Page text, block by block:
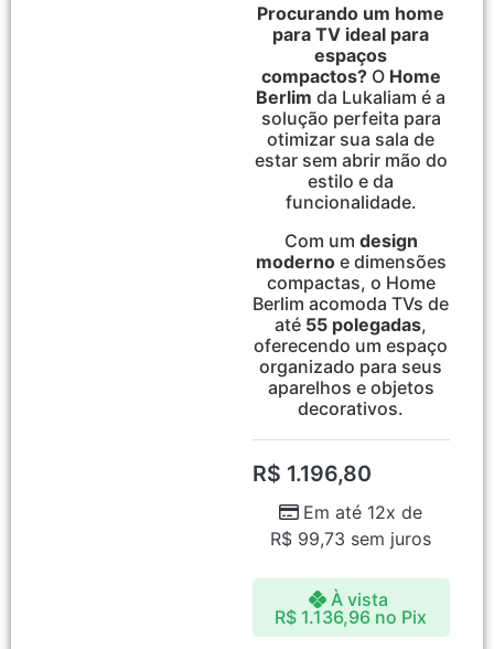
Procurando um home
para TV ideal para
espaços
compactos?O Home
Berlim da Lukaliam é a
solução perfeita para
otimizar sua sala de
estar sem abrir mão do
estilo e da
funcionalidade.
Com um design
modernoe dimensões
compactas, o Home
Berlim acomoda TVs de
até 55 polegadas,
oferecendo um espaço
organizado para seus
aparelhos e objetos
decorativos.
R$ 1.196,80
Em até 12x de
R$ 99,73 sem juros
À vista
R$ 1.136,96 no Pix